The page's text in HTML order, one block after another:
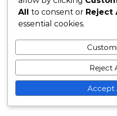
Temporización del
11/02/
LEAVE A
All to consent or Reject
essential cookies.
Reject
Accept